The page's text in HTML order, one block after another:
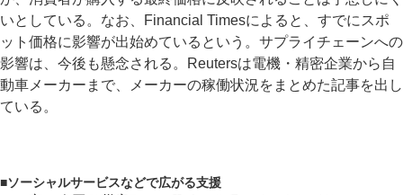
いとしている。なお、Financial Timesによると、すでにスポ
ット価格に影響が出始めているという。サプライチェーンへの
影響は、今後も懸念される。Reutersは電機・精密企業から自
動車メーカーまで、メーカーの稼働状況をまとめた記事を出し
ている。
■ソーシャルサービスなどで広がる支援